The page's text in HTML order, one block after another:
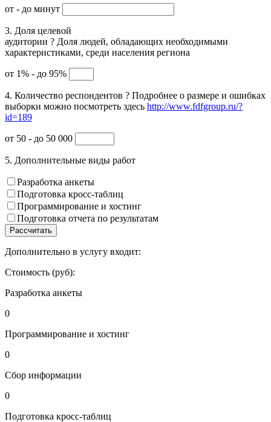
от - до минут
3. Доля целевой
аудитории ? Доля людей, обладающих необходимыми
характеристиками, среди населения региона
от 1% - до 95%
4. Количество респондентов ? Подробнее о размере и ошибках
выборки можно посмотреть здесь http://www.fdfgroup.ru/?
id=189
от 50 - до 50 000
5. Дополнительные виды работ
Разработка анкеты
Подготовка кросс-таблиц
Программирование и хостинг
Подготовка отчета по результатам
Рассчитать
Дополнительно в услугу входит:
Стоимость (руб):
Разработка анкеты
0
Программирование и хостинг
0
Сбор информации
0
Подготовка кросс-таблиц